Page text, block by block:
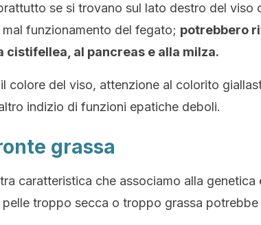
se si trovano sul lato destro del viso
funzionamento del fegato; potrebbero
cistifellea, al pancreas e alla milza.
colore del viso, attenzione al colorito
indizio di funzioni epatiche deboli.
grassa
caratteristica che associamo alla genetica
troppo secca o troppo grassa potrebbe